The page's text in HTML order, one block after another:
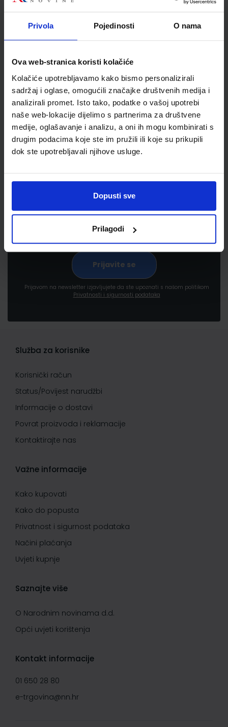
Privola Pojedinosti O nama
Ova web-stranica koristi kolačiće
Kolačiće upotrebljavamo kako bismo personalizirali
sadržaj i oglase, omogućili značajke društvenih medija i
analizirali promet. Isto tako, podatke o vašoj upotrebi
naše web-lokacije dijelimo s partnerima za društvene
medije, oglašavanje i analizu, a oni ih mogu kombinirati s
drugim podacima koje ste im pružili ili koje su prikupili
dok ste upotrebljavali njihove usluge.
Dopusti sve
Prilagodi
Šifra proizvoda
598281
Jedinična mjera
kom
Newsletter prijava
pogodnostima
Prijavom na newsletter izjavljujete da ste upoznati s našom politikom
Privatnosti i sigurnosti podataka
Služba za korisnike
Korisnički račun
Status/Povijest narudžbi
Informacije o dostavi
Povrat proizvoda i reklamacije
Kontaktirajte nas
Važne informacije
Kako kupovati
Kako do popusta
Privatnost i sigurnost podataka
Načini plaćanja
Uvjeti kupnje
Saznajte više
O Narodnim novinama d.d.
Opći uvjeti korištenja
Kontakt informacije
01 650 28 80
e-trgovina@nn.hr